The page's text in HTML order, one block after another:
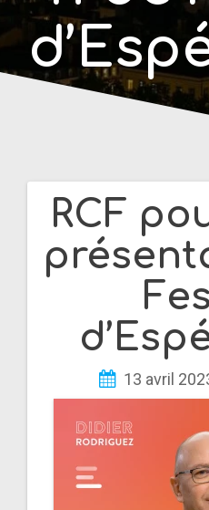
RCF
13 avril
de
l’article